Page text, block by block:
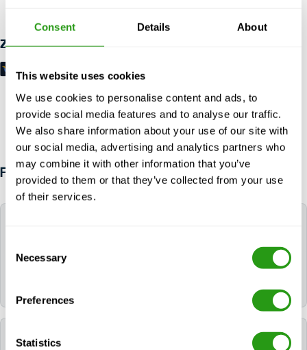
Consent Details About
This website uses cookies
We use cookies to personalise content and ads, to
provide social media features and to analyse our traffic.
We also share information about your use of our site with
our social media, advertising and analytics partners who
may combine it with other information that you’ve
provided to them or that they’ve collected from your use
of their services.
Selection
Necessary
Preferences
Statistics
Zahlungsmöglichkeiten
FAQ
Kann FMTC mir helfen, ein Hotel für meine